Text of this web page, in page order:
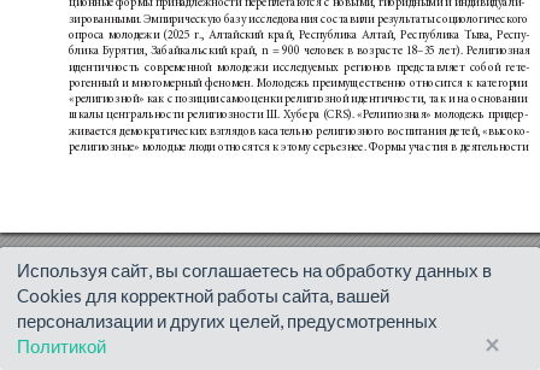
Используя сайт, вы соглашаетесь на обработку данных в
Cookies для корректной работы сайта, вашей
персонализации и других целей, предусмотренных
Политикой
×